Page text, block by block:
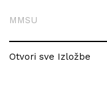
MMSU
Otvori sve Izložbe